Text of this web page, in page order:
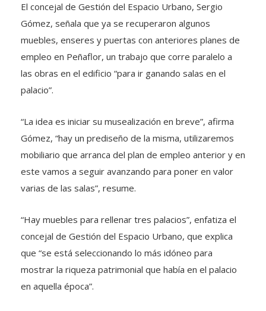
El concejal de Gestión del Espacio Urbano, Sergio
Gómez, señala que ya se recuperaron algunos
muebles, enseres y puertas con anteriores planes de
empleo en Peñaflor, un trabajo que corre paralelo a
las obras en el edificio “para ir ganando salas en el
palacio”.
“La idea es iniciar su musealización en breve”, afirma
Gómez, “hay un prediseño de la misma, utilizaremos
mobiliario que arranca del plan de empleo anterior y en
este vamos a seguir avanzando para poner en valor
varias de las salas”, resume.
“Hay muebles para rellenar tres palacios”, enfatiza el
concejal de Gestión del Espacio Urbano, que explica
que “se está seleccionando lo más idóneo para
mostrar la riqueza patrimonial que había en el palacio
en aquella época”.